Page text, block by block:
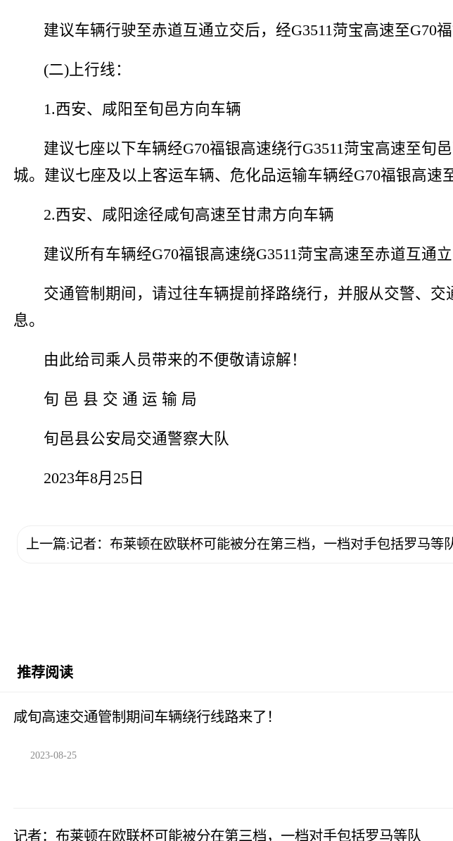
建议车辆行驶至赤道互通立交后，经G3511菏宝高速至G70福
(二)上行线：
1.西安、咸阳至旬邑方向车辆
建议七座以下车辆经G70福银高速绕行G3511菏宝高速至旬
城。建议七座及以上客运车辆、危化品运输车辆经G70福银高速
2.西安、咸阳途径咸旬高速至甘肃方向车辆
建议所有车辆经G70福银高速绕G3511菏宝高速至赤道互通立
交通管制期间，请过往车辆提前择路绕行，并服从交警、
息。
由此给司乘人员带来的不便敬请谅解！
旬 邑 县 交 通 运 输 局
旬邑县公安局交通警察大队
2023年8月25日
上一篇:记者：布莱顿在欧联杯可能被分在第三档，一档对手包括罗马等
推荐阅读
咸旬高速交通管制期间车辆绕行线路来了！
2023-08-25
记者：布莱顿在欧联杯可能被分在第三档，一档对手包括罗马等队